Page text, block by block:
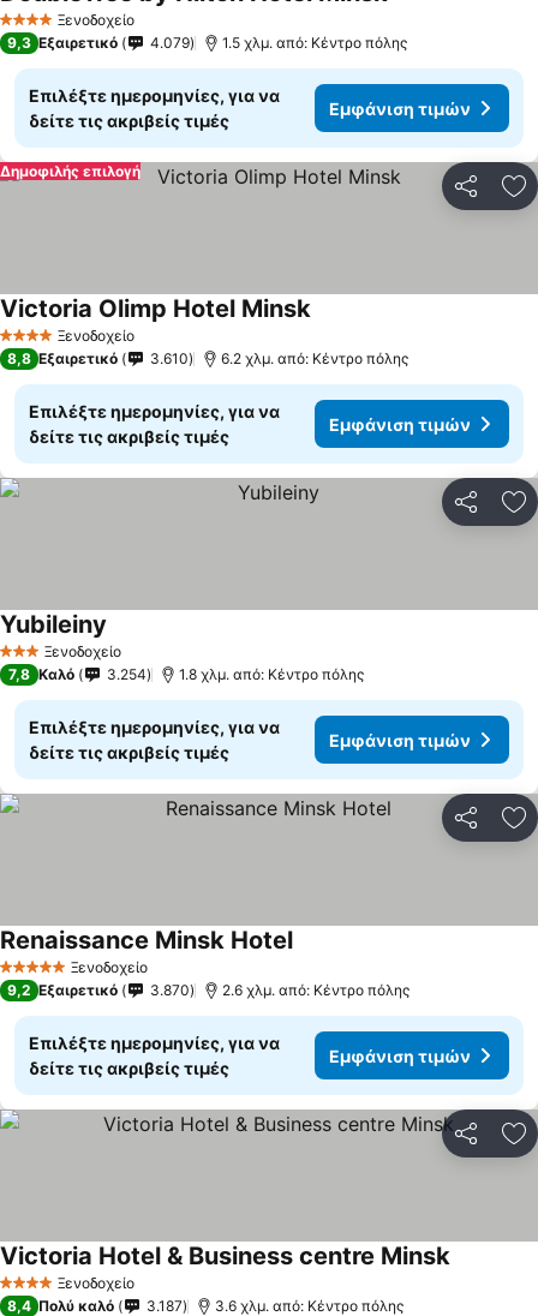
4 ΑστέριαΞενοδοχείο
Εμφάνιση τιμών
9,3 Εξαιρετικό 4.079 1.5 χλμ. από: Κέντρο πόλης
Επιλέξτε ημερομηνίες, για να
δείτε τις ακριβείς τιμές
Εμφάνιση τιμών
Δημοφιλής επιλογή
4 ΑστέριαΞενοδοχείο
Victoria Olimp Hotel MinskΕμφάνιση τιμών
8,8 Εξαιρετικό 3.610 6.2 χλμ. από: Κέντρο πόλης
Επιλέξτε ημερομηνίες, για να
δείτε τις ακριβείς τιμές
Εμφάνιση τιμών
3 ΑστέριαΞενοδοχείο
Yubileiny
7,8 Καλό 3.254 1.8 χλμ. από: Κέντρο πόλης
Επιλέξτε ημερομηνίες, για να
δείτε τις ακριβείς τιμές
Εμφάνιση τιμών
5 Αστέρια Ξενοδοχείο
Renaissance Minsk HotelΕμφάνιση τιμών
9,2 Εξαιρετικό 3.870 2.6 χλμ. από: Κέντρο πόλης
Επιλέξτε ημερομηνίες, για να
δείτε τις ακριβείς τιμές
Εμφάνιση τιμών
4 ΑστέριαΞενοδοχείο
Victoria Hotel & Business centre Minsk
8,4 Πολύ καλό 3.187 3.6 χλμ. από: Κέντρο πόλης